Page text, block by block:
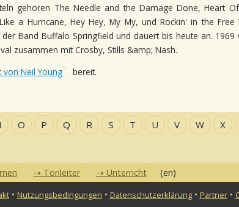
gehören The Needle and the Damage Done, Heart
a Hurricane, Hey Hey, My My, und Rockin' in the Free
Band Buffalo Springfield und dauert bis heute an. 1969
zusammen mit Crosby, Stills &amp; Nash.
von Neil Young bereit.
O P Q R S T U V W X
Tonleiter Unterricht
(en)
• Nutzungsbedingungen • Datenschutzerklärung• Partner•